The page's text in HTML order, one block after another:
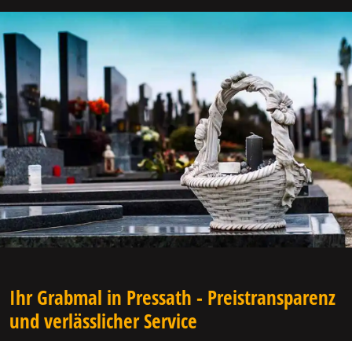
Ihr Grabmal in Pressath - Preistransparenz
und verlässlicher Service